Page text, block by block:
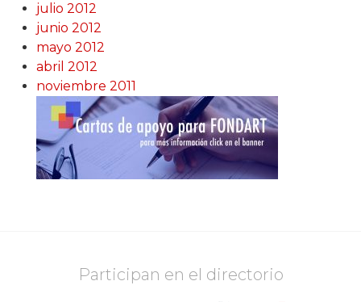
julio 2012
junio 2012
mayo 2012
abril 2012
noviembre 2011
Participan en el directorio